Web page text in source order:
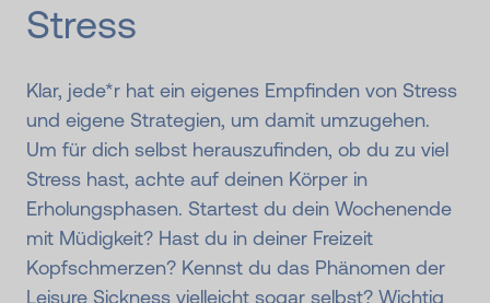
Stress
Klar, jede*r hat ein eigenes Empfinden von Stress
und eigene Strategien, um damit umzugehen.
Um für dich selbst herauszufinden, ob du zu viel
Stress hast, achte auf deinen Körper in
Erholungsphasen. Startest du dein Wochenende
mit Müdigkeit? Hast du in deiner Freizeit
Kopfschmerzen? Kennst du das Phänomen der
Leisure Sickness vielleicht sogar selbst? Wichtig